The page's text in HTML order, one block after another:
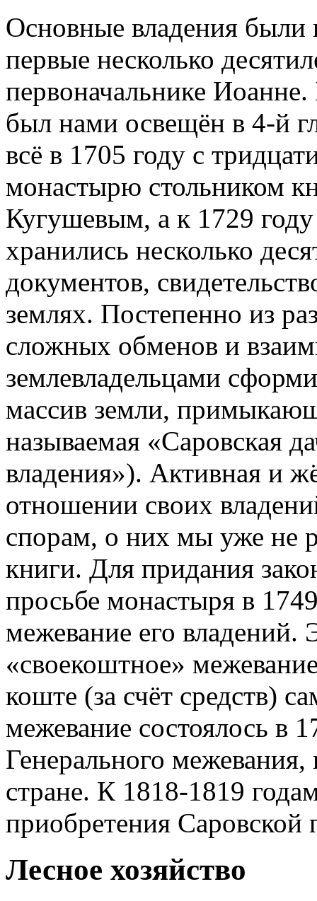
Основные владения
первые несколько
первоначальнике
был нами освещён в 4-й
всё в 1705 году с
монастырю стольником
Кугушевым, а к 1729
хранились несколько
документов,
землях. Постепенно из
сложных обменов и
землевладельцами
массив земли,
называемая «Саровская
владения»). Активная и
отношении своих
спорам, о них мы уже не
книги. Для придания
просьбе монастыря в
межевание его владений.
«своекоштное»
коште (за счёт средств)
межевание состоялось в
Генерального
стране. К 1818-1819
приобретения Саровской
Лесное хозяйство